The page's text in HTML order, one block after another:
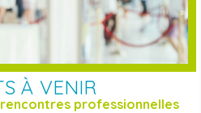
À VENIR
professionnelles